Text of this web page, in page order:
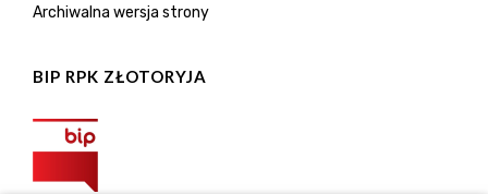
Archiwalna wersja strony
BIP RPK ZŁOTORYJA